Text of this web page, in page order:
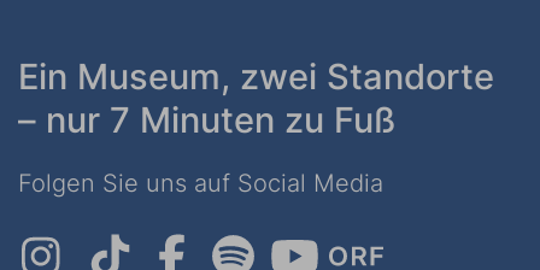
Ein Museum, zwei Standorte
– nur 7 Minuten zu Fuß
Folgen Sie uns auf Social Media